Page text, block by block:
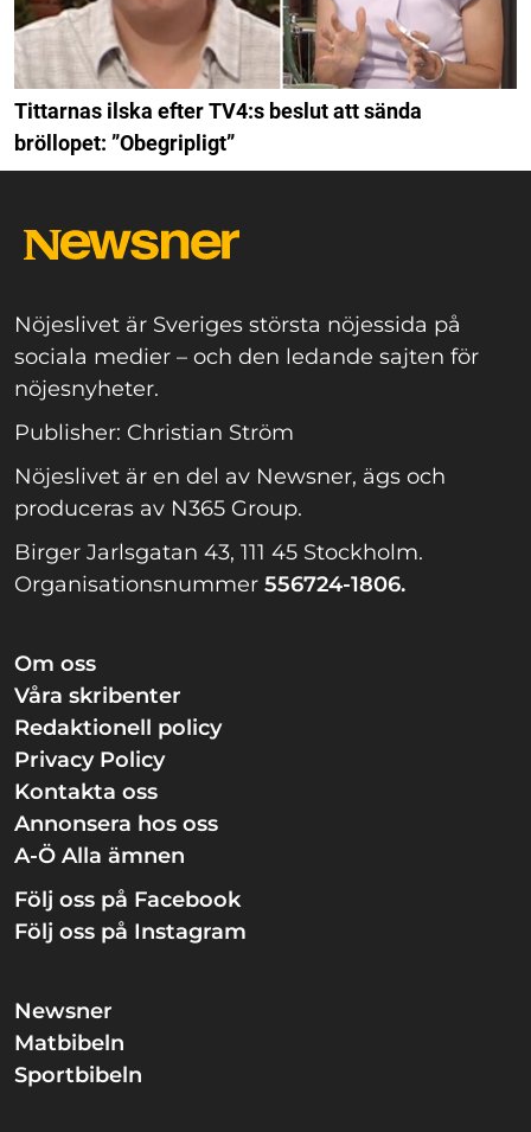
Tittarnas ilska efter TV4:s beslut att sända
bröllopet: ”Obegripligt”
Nöjeslivet är Sveriges största nöjessida på
sociala medier – och den ledande sajten för
nöjesnyheter.
Publisher: Christian Ström
Nöjeslivet är en del av Newsner, ägs och
produceras av N365 Group.
Birger Jarlsgatan 43, 111 45 Stockholm.
Organisationsnummer 556724-1806.
Om oss
Våra skribenter
Redaktionell policy
Privacy Policy
Kontakta oss
Annonsera hos oss
A-Ö Alla ämnen
Följ oss på Facebook
Följ oss på Instagram
Newsner
Matbibeln
Sportbibeln